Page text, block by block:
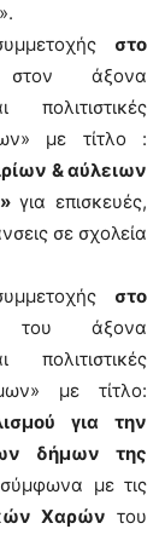
στο
άξονα
πολιτιστικές
με τίτλο :
& αύλειων
για επισκευές,
σε σχολεία
στο
άξονα
πολιτιστικές
με τίτλο:
για την
δήμων της
με τις
Χαρών του